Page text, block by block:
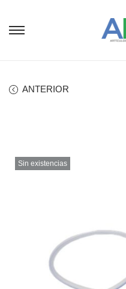
ANTERIOR
Sin existencias